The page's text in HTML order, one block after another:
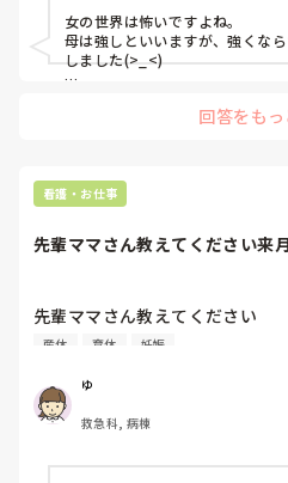
されていますか？
女の世界は怖いですよね。
母は強しといいますが、強くな
しました(>_<)
持ち、機会浴も入れていました。
産後は保育園に預けましたが、
場を出なければならず、昼休み
まで保育園で過ごしていました。
ヤミにも耐えられる精神力が必要
イヤミ０の職場はないと思います
ちなみに、私は子どもの発達問
ているので残業も夜勤も制限な
妊婦さんや、乳児を育てるママ
回答をも
看護・お仕事
先輩ママさん教えてください来
先輩ママさん教えてください
ます。
しかし妊娠と同時に辞めるか産
その後も育休など取得して働き
産休 育休 妊娠
ゆ
救急科, 病棟